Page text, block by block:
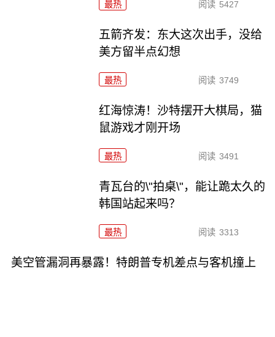
最热 阅读 5427
五箭齐发：东大这次出手，没给
美方留半点幻想
最热 阅读 3749
红海惊涛！沙特摆开大棋局，猫
鼠游戏才刚开场
最热 阅读 3491
青瓦台的\"拍桌\"，能让跪太久的
韩国站起来吗？
最热 阅读 3313
美空管漏洞再暴露！特朗普专机差点与客机撞上